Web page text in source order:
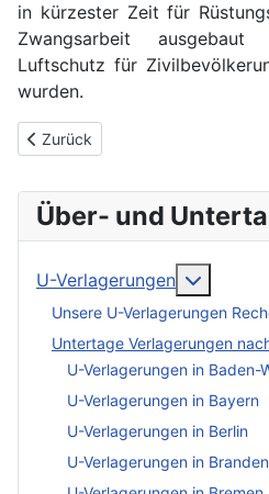
in kürzester Zeit für
Zwangsarbeit
Luftschutz für
wurden.
Vorheriger Beitrag: U-Verlagerung
Zurück
Über- und
U-Verlagerungen
Unsere U-Verlagerungen
Untertage Verlagerungen
U-Verlagerungen in Baden-
U-Verlagerungen in Bayern
U-Verlagerungen in Berlin
U-Verlagerungen in